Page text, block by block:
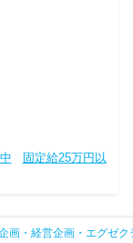
固定給25万円以
画・経営企画・エグゼク